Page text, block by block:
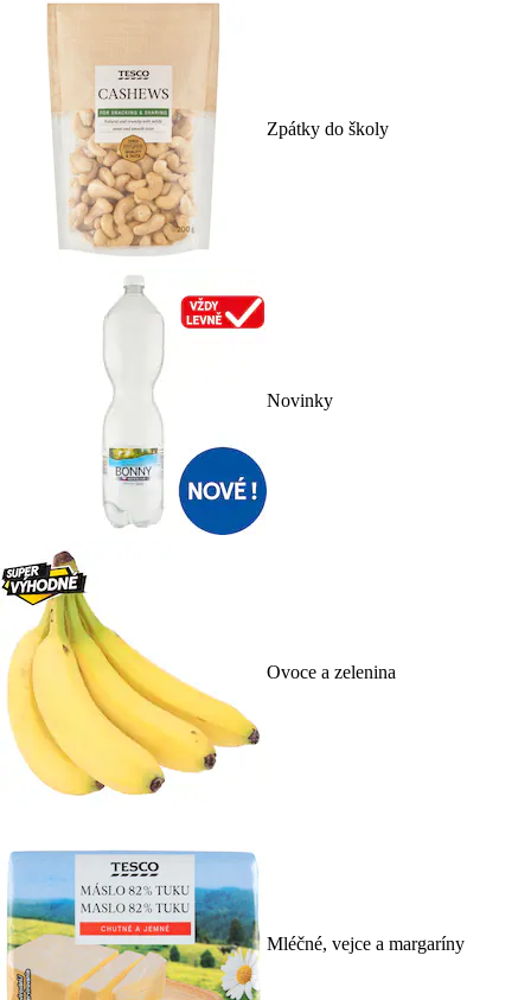
Zpátky do školy
Novinky
Ovoce a zelenina
Mléčné, vejce a margaríny